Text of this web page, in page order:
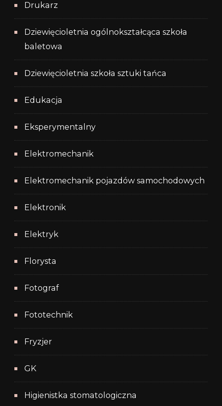
Drukarz
Dziewięcioletnia ogólnokształcąca szkoła
baletowa
Dziewięcioletnia szkoła sztuki tańca
Edukacja
Eksperymentalny
Elektromechanik
Elektromechanik pojazdów samochodowych
Elektronik
Elektryk
Florysta
Fotograf
Fototechnik
Fryzjer
GK
Higienistka stomatologiczna